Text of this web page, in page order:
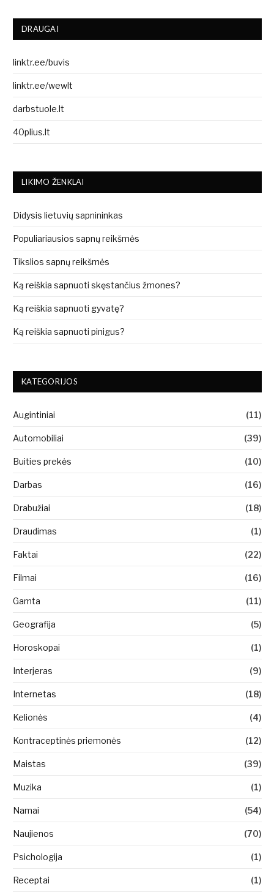
DRAUGAI
linktr.ee/buvis
linktr.ee/wewlt
darbstuole.lt
40plius.lt
LIKIMO ŽENKLAI
Didysis lietuvių sapnininkas
Populiariausios sapnų reikšmės
Tikslios sapnų reikšmės
Ką reiškia sapnuoti skęstančius žmones?
Ką reiškia sapnuoti gyvatę?
Ką reiškia sapnuoti pinigus?
KATEGORIJOS
Augintiniai (11)
Automobiliai (39)
Buities prekės (10)
Darbas (16)
Drabužiai (18)
Draudimas (1)
Faktai (22)
Filmai (16)
Gamta (11)
Geografija (5)
Horoskopai (1)
Interjeras (9)
Internetas (18)
Kelionės (4)
Kontraceptinės priemonės (12)
Maistas (39)
Muzika (1)
Namai (54)
Naujienos (70)
Psichologija (1)
Receptai (1)